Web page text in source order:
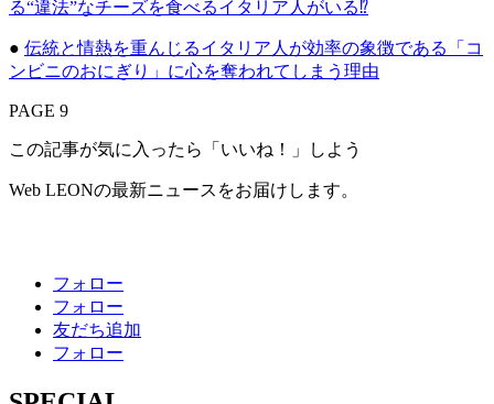
る“違法”なチーズを食べるイタリア人がいる⁉
● 伝統と情熱を重んじるイタリア人が効率の象徴である「コ
ンビニのおにぎり」に心を奪われてしまう理由
PAGE 9
この記事が気に入ったら「いいね！」しよう
Web LEONの最新ニュースをお届けします。
フォロー
フォロー
友だち追加
フォロー